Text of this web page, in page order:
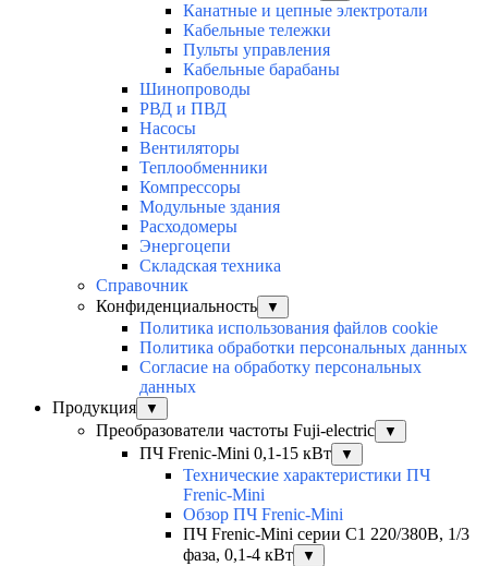
Канатные и цепные электротали
Кабельные тележки
Пульты управления
Кабельные барабаны
Шинопроводы
РВД и ПВД
Насосы
Вентиляторы
Теплообменники
Компрессоры
Модульные здания
Расходомеры
Энергоцепи
Складская техника
Справочник
Конфиденциальность
▼
Политика использования файлов cookie
Политика обработки персональных данных
Согласие на обработку персональных
данных
Продукция
▼
Преобразователи частоты Fuji-electric ▼
ПЧ Frenic-Mini 0,1-15 кВт ▼
Технические характеристики ПЧ
Frenic-Mini
Обзор ПЧ Frenic-Mini
ПЧ Frenic-Mini серии C1 220/380В, 1/3
фаза, 0,1-4 кВт
▼